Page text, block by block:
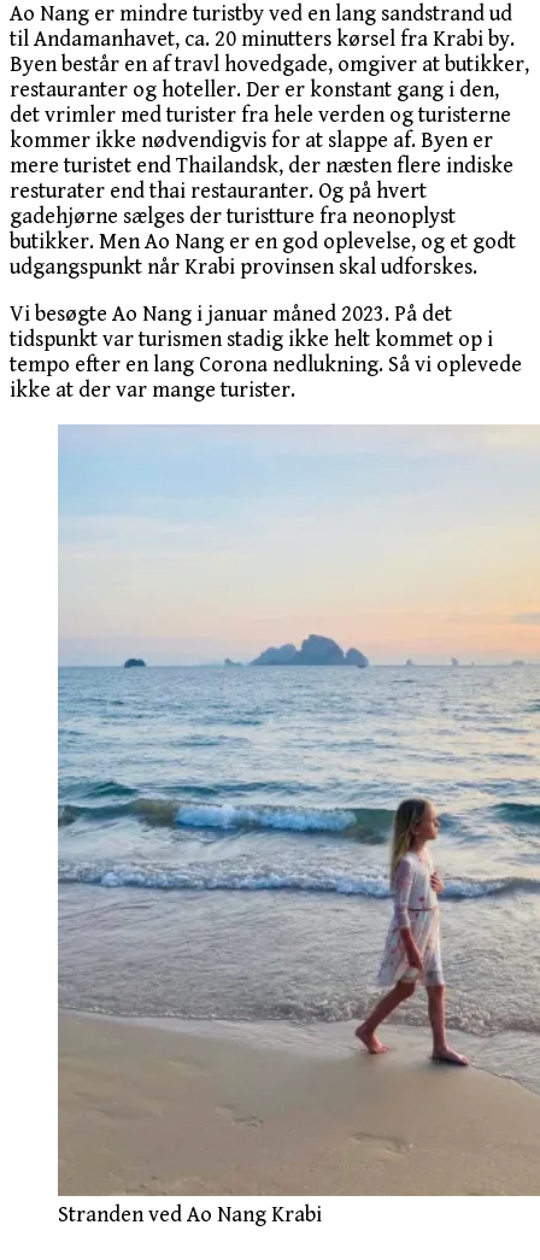
Ao Nang er mindre turistby ved en lang sandstrand ud
til Andamanhavet, ca. 20 minutters kørsel fra Krabi by.
Byen består en af travl hovedgade, omgiver at butikker,
restauranter og hoteller. Der er konstant gang i den,
det vrimler med turister fra hele verden og turisterne
kommer ikke nødvendigvis for at slappe af. Byen er
mere turistet end Thailandsk, der næsten flere indiske
resturater end thai restauranter. Og på hvert
gadehjørne sælges der turistture fra neonoplyst
butikker. Men Ao Nang er en god oplevelse, og et godt
udgangspunkt når Krabi provinsen skal udforskes.
Vi besøgte Ao Nang i januar måned 2023. På det
tidspunkt var turismen stadig ikke helt kommet op i
tempo efter en lang Corona nedlukning. Så vi oplevede
ikke at der var mange turister.
Stranden ved Ao Nang Krabi